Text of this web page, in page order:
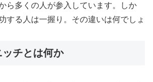
ら多くの人が参入しています。しか
する人は一握り。その違いは何でしょ
チとは何か